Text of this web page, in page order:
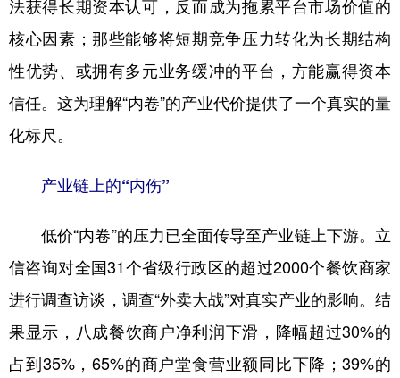
法获得长期资本认可，反而成为拖累平台市场价值的
核心因素；那些能够将短期竞争压力转化为长期结构
性优势、或拥有多元业务缓冲的平台，方能赢得资本
信任。这为理解“内卷”的产业代价提供了一个真实的量
化标尺。
产业链上的“内伤”
低价“内卷”的压力已全面传导至产业链上下游。立
信咨询对全国31个省级行政区的超过2000个餐饮商家
进行调查访谈，调查“外卖大战”对真实产业的影响。结
果显示，八成餐饮商户净利润下滑，降幅超过30%的
占到35%，65%的商户堂食营业额同比下降；39%的